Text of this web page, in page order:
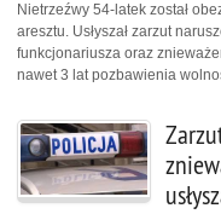
Nietrzeźwy 54-latek został
aresztu. Usłyszał zarzut
funkcjonariusza oraz
nawet 3 lat pozbawienia